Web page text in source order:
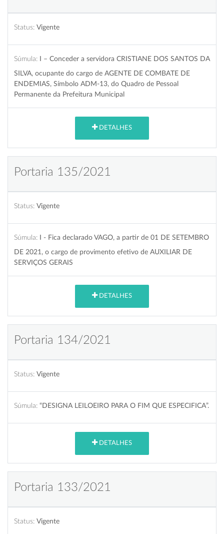
Status: Vigente
Súmula: I – Conceder a servidora CRISTIANE DOS SANTOS DA
SILVA, ocupante do cargo de AGENTE DE COMBATE DE
ENDEMIAS, Símbolo ADM-13, do Quadro de Pessoal
Permanente da Prefeitura Municipal
DETALHES
Portaria 135/2021
Status: Vigente
Súmula: I - Fica declarado VAGO, a partir de 01 DE SETEMBRO
DE 2021, o cargo de provimento efetivo de AUXILIAR DE
SERVIÇOS GERAIS
DETALHES
Portaria 134/2021
Status: Vigente
Súmula: “DESIGNA LEILOEIRO PARA O FIM QUE ESPECIFICA”.
DETALHES
Portaria 133/2021
Status: Vigente